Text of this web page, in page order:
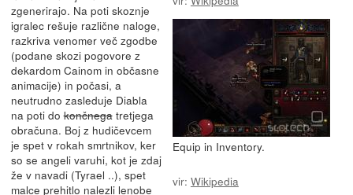
Equip in Inventory.
vir: Wikipedia
zgenerirajo. Na poti skoznje
igralec rešuje različne naloge,
razkriva venomer več zgodbe
(podane skozi pogovore z
dekardom Cainom in občasne
animacije) in počasi, a
neutrudno zasleduje Diabla
na poti dokončnegatretjega
obračuna. Boj z hudičevcem
je spet v rokah smrtnikov, ker
so se angeli varuhi, kot je zdaj
že v navadi (Tyrael ..), spet
malce prehitlo nalezli lenobe